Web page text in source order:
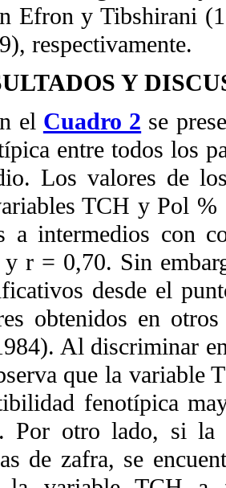
Efron y Tibshirani
respectivamente.
Y
el Cuadro 2 se
entre todos los
Los valores de
TCH y Pol %
a intermedios con
r = 0,70. Sin
desde el
obtenidos en
Al discriminar
que la variable
fenotípica
Por otro lado, si la
de zafra, se